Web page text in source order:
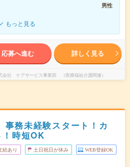
男性
もっと見る
応募へ進む 詳しく見る
会社 ケアサービス事業部 （医療福祉介護関連）
事務未経験スタート！カ
時短OK
給あり 土日祝日が休み WEB登録OK